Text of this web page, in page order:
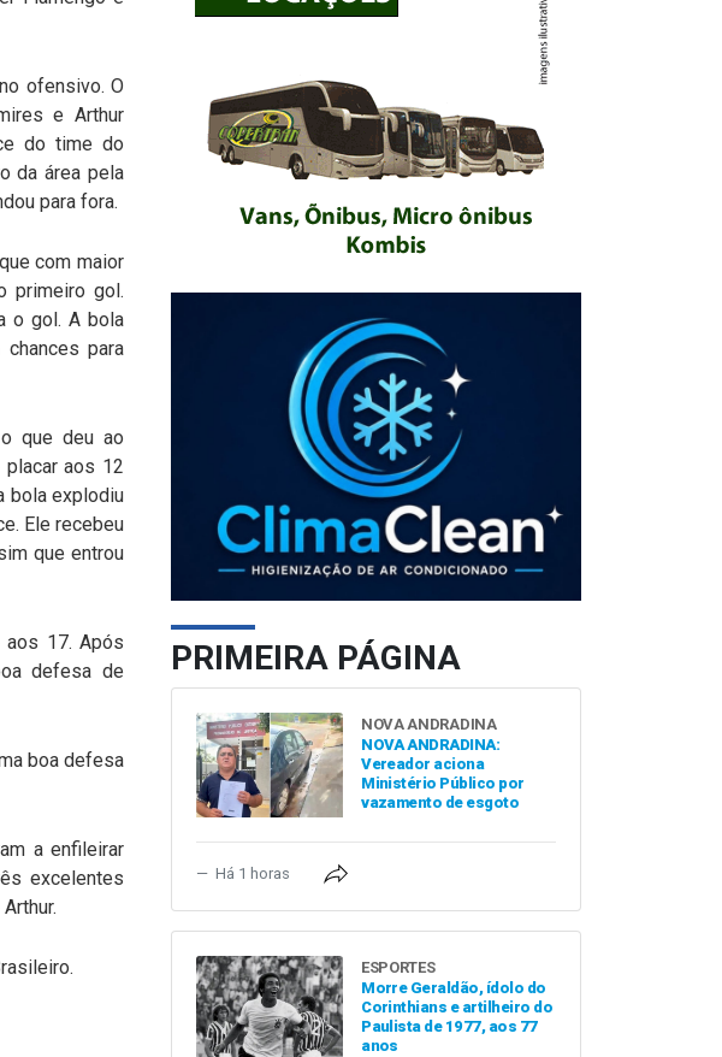
ofensivo. O
e Arthur
do time do
da área pela
para fora.
com maior
primeiro gol.
o gol. A bola
para
que deu ao
placar aos 12
bola explodiu
Ele recebeu
que entrou
aos 17. Após
defesa de
boa defesa
a enfileirar
excelentes
PRIMEIRA PÁGINA
NOVA ANDRADINA
NOVA ANDRADINA:
Vereador aciona
Ministério Público por
vazamento de esgoto
Há 1 horas
ESPORTES
Morre Geraldão, ídolo do
Corinthians e artilheiro do
Paulista de 1977, aos 77
anos